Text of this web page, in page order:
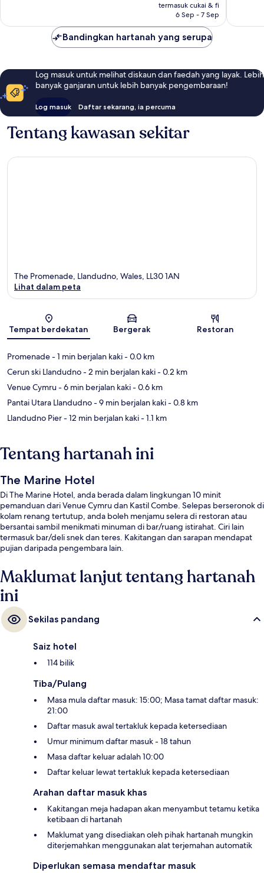
RM270
termasuk cukai & fi
6 Sep - 7 Sep
Bandingkan hartanah yang serupa
Log masuk untuk melihat diskaun dan faedah yang layak. Lebih
banyak ganjaran untuk lebih banyak pengembaraan!
Log masuk Daftar sekarang, ia percuma
Tentang kawasan sekitar
Peta
The Promenade, Llandudno, Wales, LL30 1AN
Lihat dalam peta
Tempat berdekatan Bergerak Restoran
Promenade- 1 min berjalan kaki- 0.0 km
Cerun ski Llandudno- 2 min berjalan kaki- 0.2 km
Venue Cymru- 6 min berjalan kaki- 0.6 km
Pantai Utara Llandudno- 9 min berjalan kaki- 0.8 km
Llandudno Pier- 12 min berjalan kaki- 1.1 km
Tentang hartanah ini
The Marine Hotel
Di The Marine Hotel, anda berada dalam lingkungan 10 minit
pemanduan dari Venue Cymru dan Kastil Combe. Selepas berseronok di
kolam renang tertutup, anda boleh menjamu selera di restoran atau
bersantai sambil menikmati minuman di bar/ruang istirahat. Ciri lain
termasuk bar/deli snek dan teres. Kakitangan dan sarapan mendapat
pujian daripada pengembara lain.
Maklumat lanjut tentang hartanah
ini
Sekilas pandang
Saiz hotel
114 bilik
Tiba/Pulang
Masa mula daftar masuk: 15:00; Masa tamat daftar masuk:
21:00
Daftar masuk awal tertakluk kepada ketersediaan
Umur minimum daftar masuk - 18 tahun
Masa daftar keluar adalah 10:00
Daftar keluar lewat tertakluk kepada ketersediaan
Arahan daftar masuk khas
Kakitangan meja hadapan akan menyambut tetamu ketika
ketibaan di hartanah
Maklumat yang disediakan oleh pihak hartanah mungkin
diterjemahkan menggunakan alat terjemahan automatik
Diperlukan semasa mendaftar masuk